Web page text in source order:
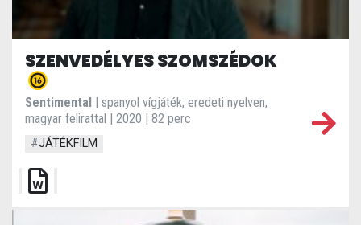
SZENVEDÉLYES SZOMSZÉDOK
Sentimental | spanyol vígjáték, eredeti nyelven,
magyar felirattal | 2020 | 82 perc
#JÁTÉKFILM